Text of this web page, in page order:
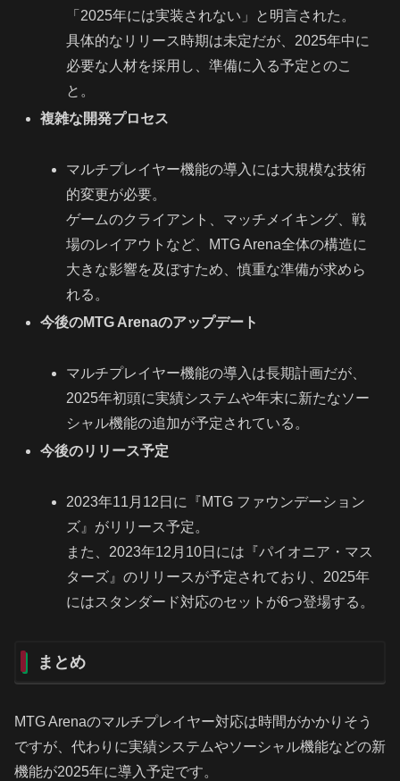
「2025年には実装されない」と明言された。
具体的なリリース時期は未定だが、2025年中に
必要な人材を採用し、準備に入る予定とのこ
と。
複雑な開発プロセス
マルチプレイヤー機能の導入には大規模な技術
的変更が必要。
ゲームのクライアント、マッチメイキング、戦
場のレイアウトなど、MTG Arena全体の構造に
大きな影響を及ぼすため、慎重な準備が求めら
れる。
今後のMTG Arenaのアップデート
マルチプレイヤー機能の導入は長期計画だが、
2025年初頭に実績システムや年末に新たなソー
シャル機能の追加が予定されている。
今後のリリース予定
2023年11月12日に『MTG ファウンデーション
ズ』がリリース予定。
また、2023年12月10日には『パイオニア・マス
ターズ』のリリースが予定されており、2025年
にはスタンダード対応のセットが6つ登場する。
まとめ
MTG Arenaのマルチプレイヤー対応は時間がかかりそう
ですが、代わりに実績システムやソーシャル機能などの新
機能が2025年に導入予定です。